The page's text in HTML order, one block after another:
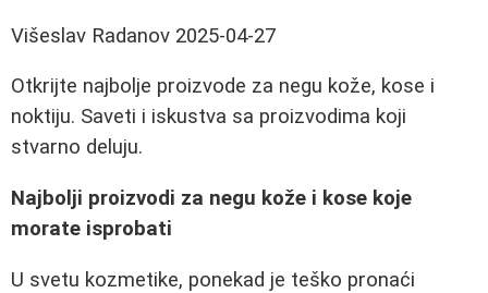
Višeslav Radanov 2025-04-27
Otkrijte najbolje proizvode za negu kože, kose i
noktiju. Saveti i iskustva sa proizvodima koji
stvarno deluju.
Najbolji proizvodi za negu kože i kose koje
morate isprobati
U svetu kozmetike, ponekad je teško pronaći